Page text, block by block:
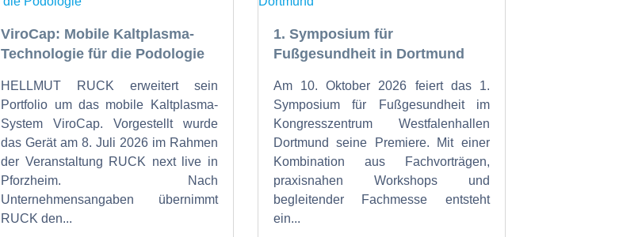
ViroCap: Mobile Kaltplasma-
Technologie für die Podologie
HELLMUT RUCK erweitert sein
Portfolio um das mobile Kaltplasma-
System ViroCap. Vorgestellt wurde
das Gerät am 8. Juli 2026 im Rahmen
der Veranstaltung RUCK next live in
Pforzheim. Nach
Unternehmensangaben übernimmt
RUCK den...
1. Symposium für
Fußgesundheit in Dortmund
Am 10. Oktober 2026 feiert das 1.
Symposium für Fußgesundheit im
Kongresszentrum Westfalenhallen
Dortmund seine Premiere. Mit einer
Kombination aus Fachvorträgen,
praxisnahen Workshops und
begleitender Fachmesse entsteht
ein...